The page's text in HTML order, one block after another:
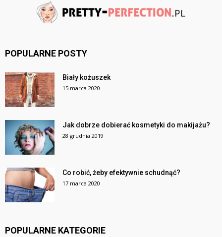
POPULARNE POSTY
Biały kożuszek
15 marca 2020
Jak dobrze dobierać kosmetyki do makijażu?
28 grudnia 2019
Co robić, żeby efektywnie schudnąć?
17 marca 2020
POPULARNE KATEGORIE